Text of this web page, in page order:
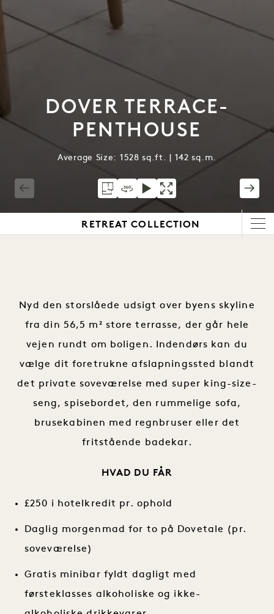
DOVER TERRACE-
PENTHOUSE
Average Size: 1528 sq.ft. | 142 sq.m.
RETREAT COLLECTION
Nyd den storslåede udsigt over byens skyline
fra din 56,5 m² store terrasse, der går hele
vejen rundt om boligen. Indendørs kan du
vælge dit foretrukne afslapningssted blandt
det private soveværelse med super king-size-
seng, spisebordet, den rummelige sofa,
brusekabinen med regnbruser eller det
fritstående badekar.
HVAD DU FÅR
£250 i hotelkredit pr. ophold
Daglig morgenmad for to på Dovetale (pr.
soveværelse)
Gratis minibar fyldt dagligt med
førsteklasses alkoholiske og ikke-